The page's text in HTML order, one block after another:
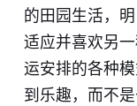
的田园生活，
适应并喜欢另
运安排的各种
到乐趣，而不